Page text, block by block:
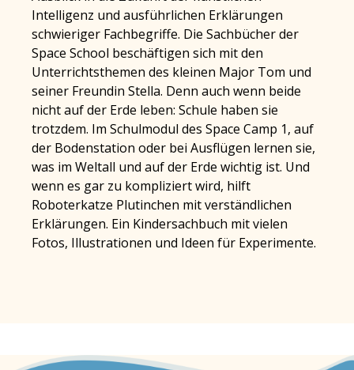
Intelligenz und ausführlichen Erklärungen
schwieriger Fachbegriffe. Die Sachbücher der
Space School beschäftigen sich mit den
Unterrichtsthemen des kleinen Major Tom und
seiner Freundin Stella. Denn auch wenn beide
nicht auf der Erde leben: Schule haben sie
trotzdem. Im Schulmodul des Space Camp 1, auf
der Bodenstation oder bei Ausflügen lernen sie,
was im Weltall und auf der Erde wichtig ist. Und
wenn es gar zu kompliziert wird, hilft
Roboterkatze Plutinchen mit verständlichen
Erklärungen. Ein Kindersachbuch mit vielen
Fotos, Illustrationen und Ideen für Experimente.